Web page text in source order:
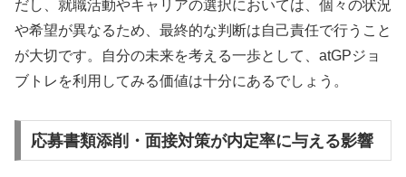
だし、就職活動やキャリアの選択においては、個々の状況
や希望が異なるため、最終的な判断は自己責任で行うこと
が大切です。自分の未来を考える一歩として、atGPジョ
ブトレを利用してみる価値は十分にあるでしょう。
応募書類添削・面接対策が内定率に与える影響